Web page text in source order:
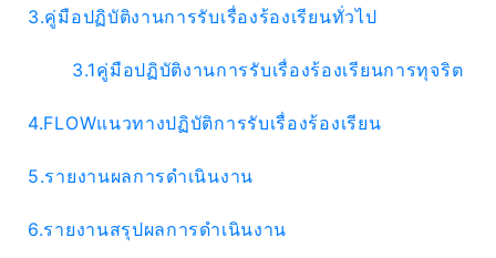
3.คู่มือปฏิบัติงานการรับเรื่องร้องเรียนทั่วไป
3.1คู่มือปฏิบัติงานการรับเรื่องร้องเรียนการทุจริต
4.FLOWแนวทางปฏิบัติการรับเรื่องร้องเรียน
5.รายงานผลการดำเนินงาน
6.รายงานสรุปผลการดำเนินงาน